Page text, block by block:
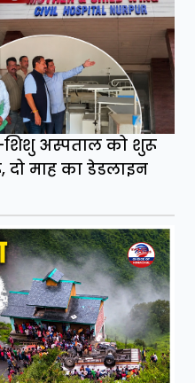
शिशु अस्पताल को शुरू
माह का डेडलाइन